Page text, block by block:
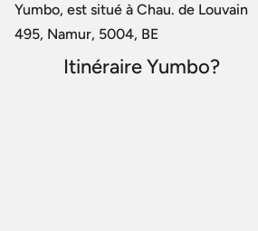
Yumbo, est situé à Chau. de Louvain
495, Namur, 5004, BE
Itinéraire Yumbo?